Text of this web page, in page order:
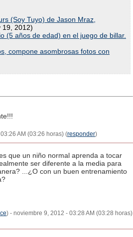
(Soy Tuyo) de Jason Mraz,
19, 2012)
(5 años de edad) en el juego de billar.
compone asombrosas fotos con
AM (03:26 horas) (responder)
que un niño normal aprenda a tocar
ser diferente a la media para
...¿O con un buen entrenamiento
) - noviembre 9, 2012 - 03:28 AM (03:28 horas)